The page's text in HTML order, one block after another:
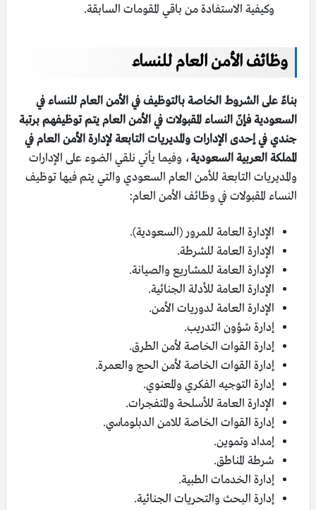
وكيفية الاستفادة من باقي المقومات السابقة.
وظائف الأمن العام للنساء
بناءً على الشروط الخاصة بالتوظيف في الأمن العام للنساء في
السعودية فإنّ النساء المقبولات في الأمن العام يتم توظيفهم برتبة
جندي في إحدى الإدارات والمديريات التابعة لإدارة الأمن العام في
المملكة العربية السعودية، وفيما يأتي نلقي الضوء على الإدارات
والمديريات التابعة للأمن العام السعودي والتي يتم فيها توظيف
النساء المقبولات في وظائف الأمن العام:
الإدارة العامة للمرور (السعودية).
الإدارة العامة للشرطة.
الإدارة العامة للمشاريع والصيانة.
الإدارة العامة للأدلة الجنائية.
الإدارة العامة لدوريات الأمن.
إدارة شؤون التدريب.
إدارة القوات الخاصة لأمن الطرق.
إدارة القوات الخاصة لأمن الحج والعمرة.
إدارة التوجيه الفكري والمعنوي.
الإدارة العامة للأسلحة والمتفجرات.
إدارة القوات الخاصة للامن الدبلوماسي.
إمداد وتموين.
شرطة المناطق.
إدارة الخدمات الطبية.
إدارة البحث والتحريات الجنائية.